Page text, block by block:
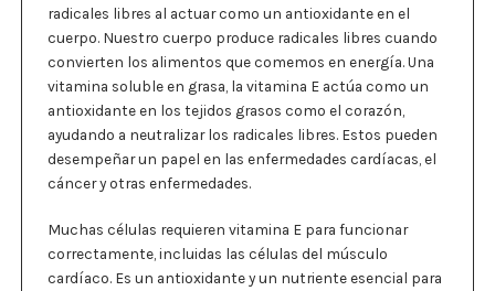
radicales libres al actuar como un antioxidante en el
cuerpo. Nuestro cuerpo produce radicales libres cuando
convierten los alimentos que comemos en energía. Una
vitamina soluble en grasa, la vitamina E actúa como un
antioxidante en los tejidos grasos como el corazón,
ayudando a neutralizar los radicales libres. Estos pueden
desempeñar un papel en las enfermedades cardíacas, el
cáncer y otras enfermedades.
Muchas células requieren vitamina E para funcionar
correctamente, incluidas las células del músculo
cardíaco. Es un antioxidante y un nutriente esencial para